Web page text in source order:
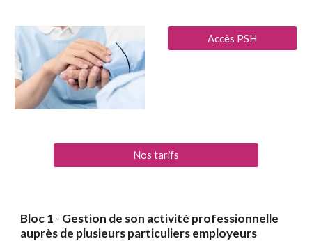
Accès PSH
Nos tarifs
Bloc 1 - Gestion de son activité professionnelle
auprès de plusieurs particuliers employeurs